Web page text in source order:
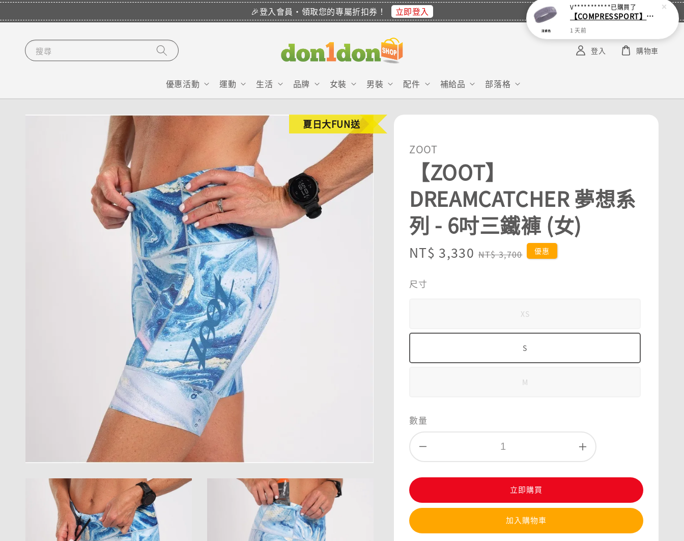
🎉登入會員・領取您的專屬折扣券！ 立即登入
搜尋
優惠活動 運動 生活 品牌 女裝 男裝 配件 補給品 部落格
登入 購物車
夏日大FUN送
ZOOT
【ZOOT】
DREAMCATCHER 夢想系
列 - 6吋三鐵褲 (女)
Sale
NT$ 3,330 Regular
NT$ 3,700 優惠
尺寸
XS
S
M
數量
立即購買
加入購物車
V***********已購買了
【COMPRESSPORT】窄版止汗呼吸頭帶2.0_【零碼】